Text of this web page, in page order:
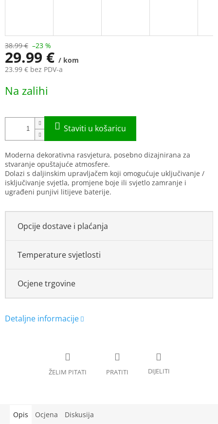
38.99 € –23 %
29.99 € / kom
23.99 € bez PDV-a
price:
Na zalihi
Moderna dekorativna rasvjetura, posebno dizajnirana za
stvaranje opuštajuće atmosfere.
Dolazi s daljinskim upravljačem koji omogućuje uključivanje /
isključivanje svjetla, promjene boje ili svjetlo zamranje i
ugrađeni punjivi litijeve baterije.
Opcije dostave i plaćanja
Temperature svjetlosti
Ocjene trgovine
Opis Ocjena Diskusija